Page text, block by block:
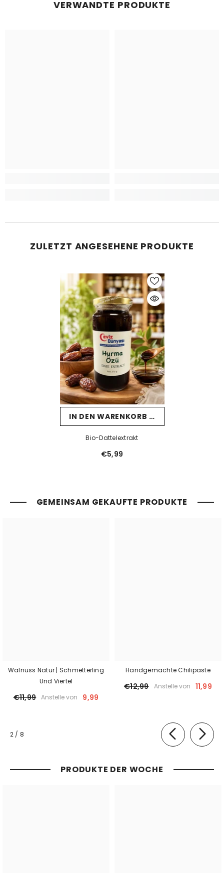
VERWANDTE PRODUKTE
ZULETZT ANGESEHENE PRODUKTE
IN DEN WARENKORB LEGEN
Bio-Dattelextrakt
€5,99
GEMEINSAM GEKAUFTE PRODUKTE
Walnuss Natur | Schmetterling
Und Viertel
€11,99 Anstelle von 9,99
Handgemachte Chilipaste
€12,99 Anstelle von 11,99
2 / von
8
PRODUKTE DER WOCHE